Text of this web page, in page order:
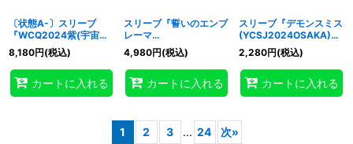
〔状態A-〕スリーブ
『WCQ2024紫(宇宙
柄)』100枚入り【-】{-}
《スリーブ》
8,180円(税込)
カートに入れる
スリーブ『誓いのエンブ
レーマ
(YCSJ2024OSAKA)』
100枚入り【-】{-}《ス
リーブ》
4,980円(税込)
カートに入れる
スリーブ『デモンスミス
(YCSJ2024OSAKA)』
100枚入り【-】{-}《ス
リーブ》
2,280円(税込)
カートに入れる
1 2 3 ... 24 次»